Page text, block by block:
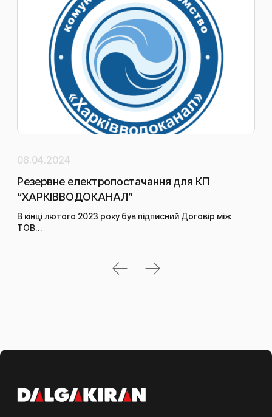
08.04.2024
Резервне електропостачання для КП
“ХАРКІВВОДОКАНАЛ”
В кінці лютого 2023 року був підписний Договір між
ТОВ…